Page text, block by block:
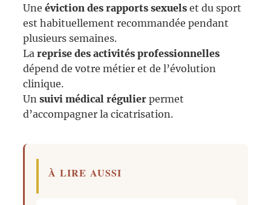
Une éviction des rapports sexuelset du sport
est habituellement recommandée pendant
plusieurs semaines.
La reprise des activités professionnelles
dépend de votre métier et de l’évolution
clinique.
Un suivi médical régulierpermet
d’accompagner la cicatrisation.
À LIRE AUSSI